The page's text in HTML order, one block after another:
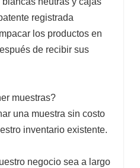
registrada
los productos en
de recibir sus
muestras?
una muestra sin costo
inventario existente.
negocio sea a largo